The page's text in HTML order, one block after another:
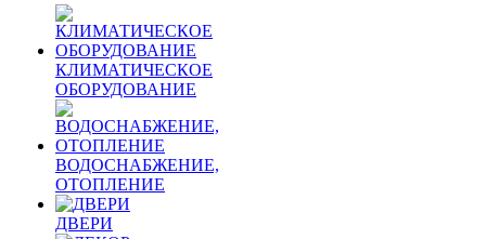
КЛИМАТИЧЕСКОЕ
ОБОРУДОВАНИЕ
ВОДОСНАБЖЕНИЕ,
ОТОПЛЕНИЕ
ДВЕРИ